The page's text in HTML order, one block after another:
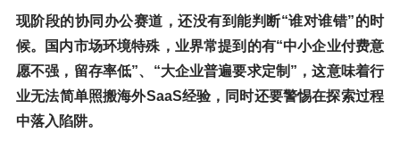
现阶段的协同办公赛道，还没有到能判断“谁对谁错”的时
候。国内市场环境特殊，业界常提到的有“中小企业付费意
愿不强，留存率低”、“大企业普遍要求定制”，这意味着行
业无法简单照搬海外SaaS经验，同时还要警惕在探索过程
中落入陷阱。